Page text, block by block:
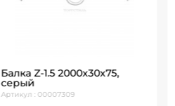
Балка Z-1.5 2000х30х75,
серый
Артикул : 00007309